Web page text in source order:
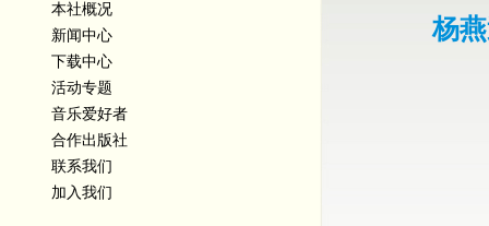
本社概况
新闻中心
下载中心
活动专题
音乐爱好者
合作出版社
联系我们
加入我们
杨